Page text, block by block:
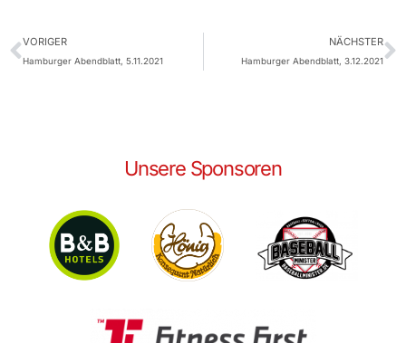
VORIGER
Hamburger Abendblatt, 5.11.2021
NÄCHSTER
Hamburger Abendblatt, 3.12.2021
Unsere Sponsoren